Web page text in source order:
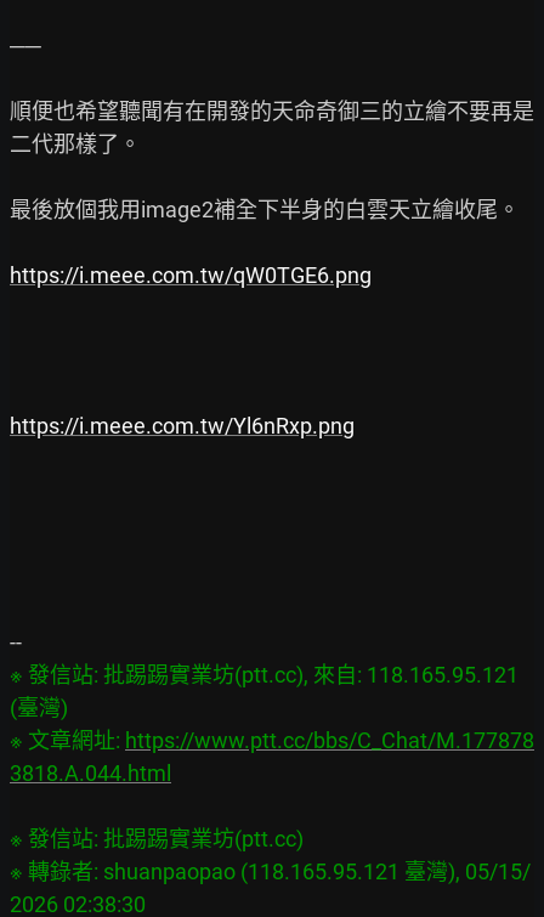
──
順便也希望聽聞有在開發的天命奇御三的立繪不要再是
二代那樣了。
最後放個我用image2補全下半身的白雲天立繪收尾。
https://i.meee.com.tw/qW0TGE6.png
https://i.meee.com.tw/Yl6nRxp.png
※ 發信站: 批踢踢實業坊(ptt.cc), 來自: 118.165.95.121
(臺灣)
※ 文章網址: https://www.ptt.cc/bbs/C_Chat/M.177878
3818.A.044.html
※ 發信站: 批踢踢實業坊(ptt.cc)
※ 轉錄者: shuanpaopao (118.165.95.121 臺灣), 05/15/